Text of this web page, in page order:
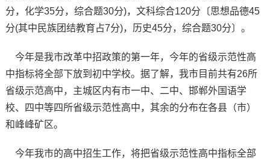
分，化学35分，综合题30分)，文科综合120分〔思想品德45
分(其中民族团结教育占7分)，历史45分，综合题30分〕。
今年是我市改革中招政策的第一年，今年的省级示范性高
中指标将全部下放到初中学校。据了解，我市目前共有26所
省级示范高中，主城区内有市一中、二中、邯郸外国语学
校、四中等四所省级示范性高中，其余的分布在各县（市）
和峰峰矿区。
今年我市的高中招生工作，将把省级示范性高中指标全部